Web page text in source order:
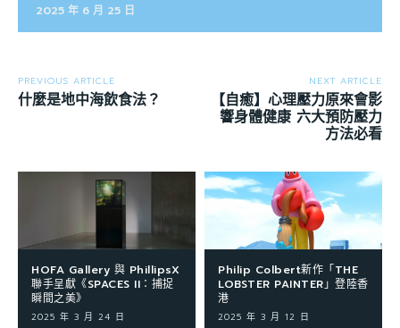
2025 年 6 月 25 日
PREVIOUS ARTICLE
什麼是地中海飲食法？
NEXT ARTICLE
【自癒】心理壓力原來會影
響身體健康 六大預防壓力
方法必看
HOFA Gallery 與 PhillipsX
聯手呈獻《SPACES II：捕捉
瞬間之美》
2025 年 3 月 24 日
Philip Colbert新作「THE
LOBSTER PAINTER」登陸香
港
2025 年 3 月 12 日